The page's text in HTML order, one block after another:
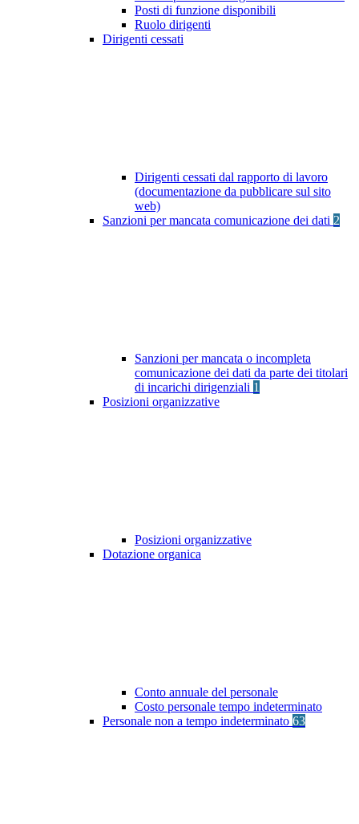
Posti di funzione disponibili
Ruolo dirigenti
Dirigenti cessati
Dirigenti cessati dal rapporto di lavoro
(documentazione da pubblicare sul sito
web)
Sanzioni per mancata comunicazione dei dati 2
Sanzioni per mancata o incompleta
comunicazione dei dati da parte dei titolari
di incarichi dirigenziali 1
Posizioni organizzative
Posizioni organizzative
Dotazione organica
Conto annuale del personale
Costo personale tempo indeterminato
Personale non a tempo indeterminato 63